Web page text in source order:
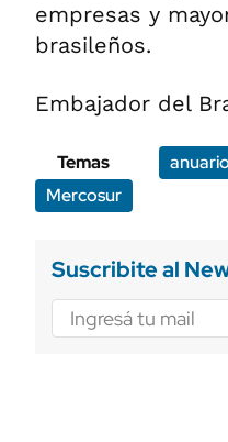
empresas y
brasileños.
Embajador del
Temas
Mercosur
Suscribite al